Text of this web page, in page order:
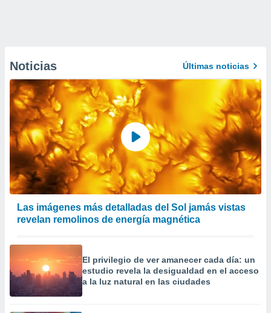
Noticias Últimas noticias
Las imágenes más detalladas del Sol jamás vistas
revelan remolinos de energía magnética
El privilegio de ver amanecer cada día: un
estudio revela la desigualdad en el acceso
a la luz natural en las ciudades